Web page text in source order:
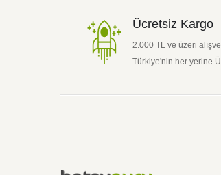
Ücretsiz Kargo
2.000 TL ve üzeri
Türkiye'nin her yerine